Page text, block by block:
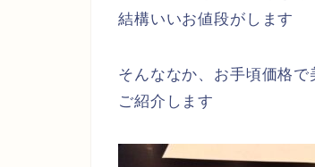
結構いいお値段がします
そんななか、お手頃価格
ご紹介します